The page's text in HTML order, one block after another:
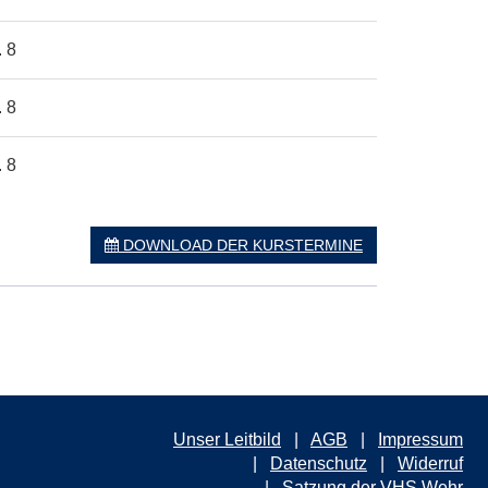
8
8
8
DOWNLOAD DER KURSTERMINE
Unser Leitbild AGB
Impressum
Datenschutz
Widerruf